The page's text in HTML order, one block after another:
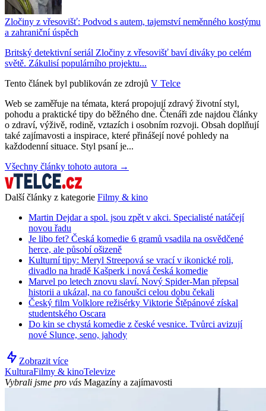
Zločiny z vřesovišť: Podvod s autem, tajemství neměnného kostýmu
a zahraniční úspěch
Britský detektivní seriál Zločiny z vřesovišť baví diváky po celém
světě. Zákulisí populárního projektu...
Tento článek byl publikován ze zdrojů V Telce
Web se zaměřuje na témata, která propojují zdravý životní styl,
pohodu a praktické tipy do běžného dne. Čtenáři zde najdou články
o zdraví, výživě, rodině, vztazích i osobním rozvoji. Obsah doplňují
také zajímavosti a inspirace, které přinášejí nové pohledy na
každodenní situace. Styl psaní je...
Všechny články tohoto autora →
Další články z kategorie Filmy & kino
Martin Dejdar a spol. jsou zpět v akci. Specialisté natáčejí
novou řadu
Je libo fet? Česká komedie 6 gramů vsadila na osvědčené
herce, ale působí ošizeně
Kulturní tipy: Meryl Streepová se vrací v ikonické roli,
divadlo na hradě Kašperk i nová česká komedie
Marvel po letech znovu slaví. Nový Spider-Man přepsal
historii a ukázal, na co fanoušci celou dobu čekali
Český film Volklore režisérky Viktorie Štěpánové získal
studentského Oscara
Do kin se chystá komedie z české vesnice. Tvůrci avizují
nové Slunce, seno, jahody
Zobrazit více
KulturaFilmy & kinoTelevize
Vybrali jsme pro vás Magazíny a zajímavosti